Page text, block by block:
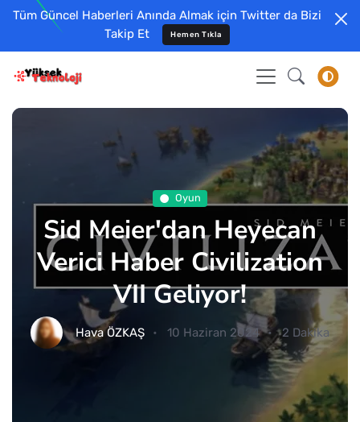
Tüm Güncel Haberleri Anında Almak için Twitter da Bizi
Takip Et
Hemen Tıkla
Oyun
Sid Meier'dan Heyecan
Verici Haber Civilization
VII Geliyor!
Hava ÖZKAŞ 10 Haziran 2024 2 Dakika